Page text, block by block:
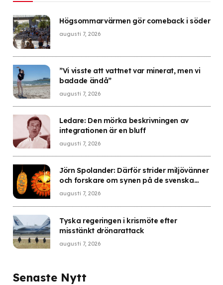
Högsommarvärmen gör comeback i söder
augusti 7, 2026
”Vi visste att vattnet var minerat, men vi
badade ändå”
augusti 7, 2026
Ledare: Den mörka beskrivningen av
integrationen är en bluff
augusti 7, 2026
Jörn Spolander: Därför strider miljövänner
och forskare om synen på de svenska
kräftorna
augusti 7, 2026
Tyska regeringen i krismöte efter
misstänkt drönarattack
augusti 7, 2026
Senaste Nytt